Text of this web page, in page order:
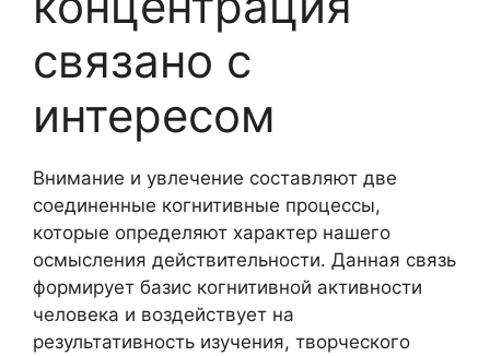
связано с
интересом
Внимание и увлечение составляют две
соединенные когнитивные процессы,
которые определяют характер нашего
осмысления действительности. Данная связь
формирует базис когнитивной активности
человека и воздействует на
результативность изучения, творческого